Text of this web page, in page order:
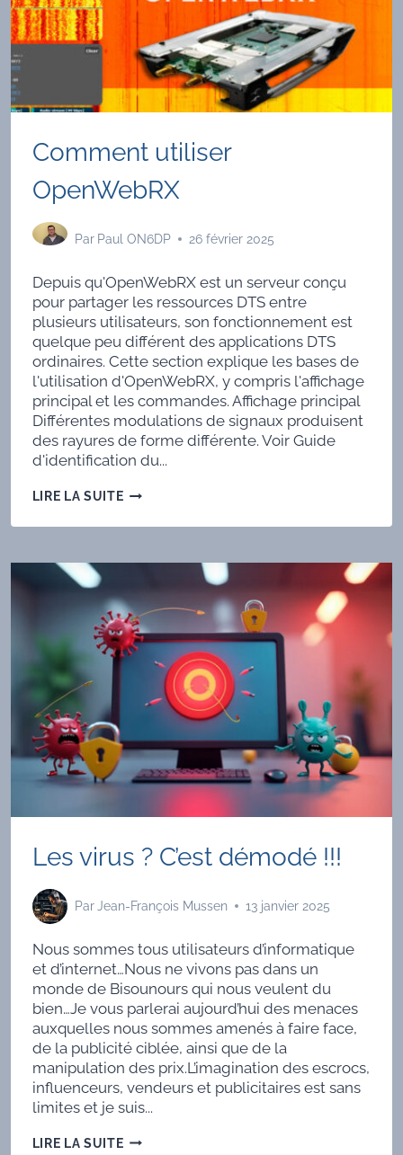
Comment utiliser
OpenWebRX
Par Paul ON6DP 26 février 2025
Depuis qu'OpenWebRX est un serveur conçu
pour partager les ressources DTS entre
plusieurs utilisateurs, son fonctionnement est
quelque peu différent des applications DTS
ordinaires. Cette section explique les bases de
l'utilisation d'OpenWebRX, y compris l'affichage
principal et les commandes. Affichage principal
Différentes modulations de signaux produisent
des rayures de forme différente. Voir Guide
d'identification du...
LIRE LA SUITECOMMENT
OPENWEBRX
Les virus ? C’est démodé !!!
Par Jean-François Mussen 13 janvier 2025
Nous sommes tous utilisateurs d’informatique
et d’internet…Nous ne vivons pas dans un
monde de Bisounours qui nous veulent du
bien…Je vous parlerai aujourd’hui des menaces
auxquelles nous sommes amenés à faire face,
de la publicité ciblée, ainsi que de la
manipulation des prix.L’imagination des escrocs,
influenceurs, vendeurs et publicitaires est sans
limites et je suis...
LIRE LA SUITELES